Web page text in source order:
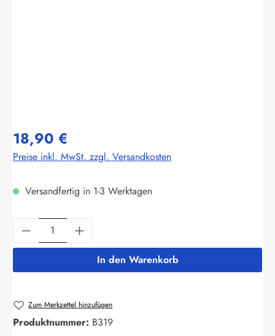
18,90 €
Preise inkl. MwSt. zzgl. Versandkosten
Versandfertig in 1-3 Werktagen
Produkt Anzahl: Gib den gewünschten
In den Warenkorb
Zum Merkzettel hinzufügen
Produktnummer: B319